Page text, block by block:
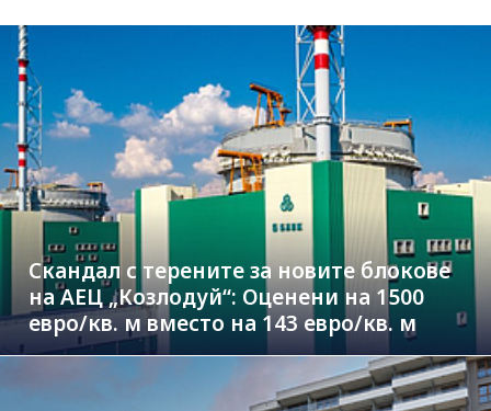
Скандал с терените за новите блокове
на АЕЦ „Козлодуй“: Оценени на 1500
евро/кв. м вместо на 143 евро/кв. м